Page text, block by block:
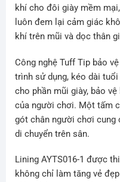
khí cho đôi giày mềm
luôn đem lại cảm giác
khí trên mũi và dọc thân
Công nghệ Tuff Tip bảo
trình sử dụng, kéo dài
cho phần mũi giày, bảo
của người chơi. Một tấm
gót chân người chơi
di chuyển trên sân.
Lining AYTS016-1 được
không chỉ làm tăng vẻ